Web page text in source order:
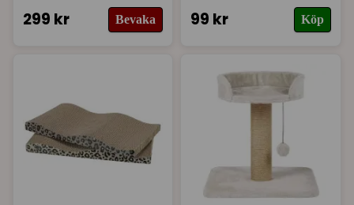
299 kr Bevaka 99 kr Köp